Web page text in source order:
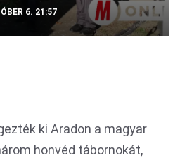
6. 21:57
ki Aradon a magyar
honvéd tábornokát,